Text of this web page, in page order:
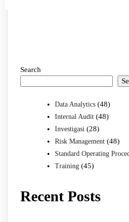
Search
Data Analytics (48)
Internal Audit (48)
Investigasi (28)
Risk Management (48)
Standard Operating
Training (45)
Recent Posts